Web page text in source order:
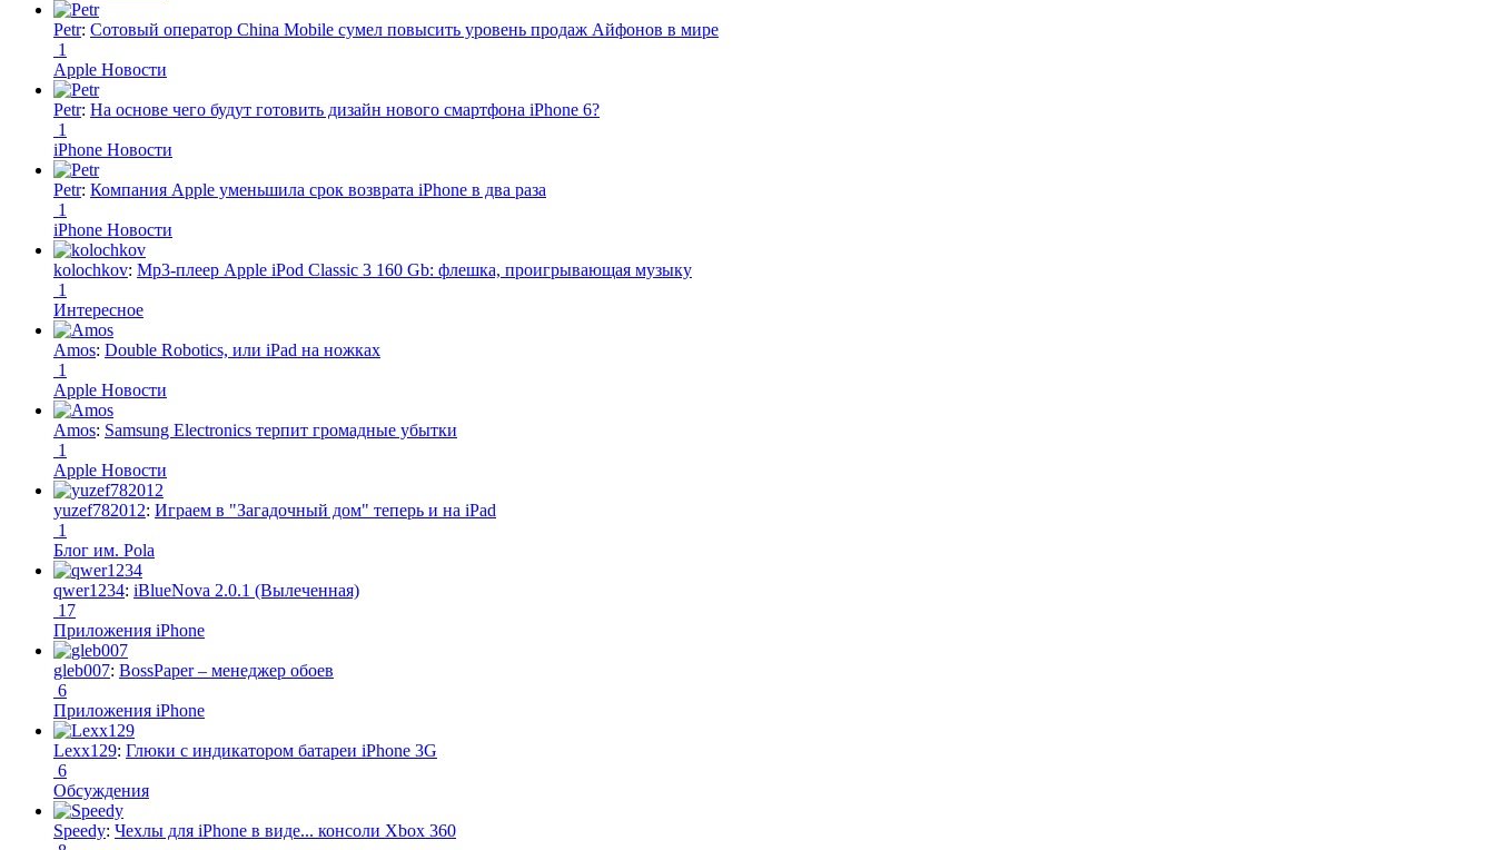
Petr: Сотовый оператор China Mobile сумел повысить уровень продаж Айфонов в мире
1
Apple Новости
Petr: На основе чего будут готовить дизайн нового смартфона iPhone 6?
1
iPhone Новости
Petr: Компания Apple уменьшила срок возврата iPhone в два раза
1
iPhone Новости
kolochkov: Mp3-плеер Apple iPod Classic 3 160 Gb: флешка, проигрывающая музыку
1
Интересное
Amos: Double Robotics, или iPad на ножках
1
Apple Новости
Amos: Samsung Electronics терпит громадные убытки
1
Apple Новости
yuzef782012: Играем в "Загадочный дом" теперь и на iPad
1
Блог им. Pola
qwer1234: iBlueNova 2.0.1 (Вылеченная)
17
Приложения iPhone
gleb007: BossPaper – менеджер обоев
6
Приложения iPhone
Lexx129: Глюки с индикатором батареи iPhone 3G
6
Обсуждения
Speedy: Чехлы для iPhone в виде... консоли Xbox 360